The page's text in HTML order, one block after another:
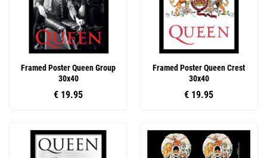
Framed Poster Queen Group
30x40
€ 19.95
Framed Poster Queen Crest
30x40
€ 19.95